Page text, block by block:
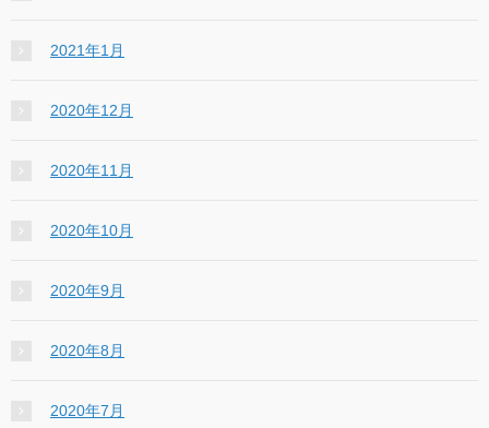
2021年1月
2020年12月
2020年11月
2020年10月
2020年9月
2020年8月
2020年7月